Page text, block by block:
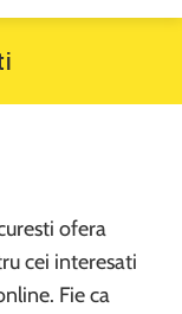
ofera
cei interesati
Fie ca